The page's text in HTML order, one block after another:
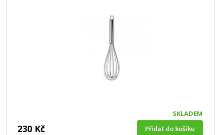
SKLADEM
230 Kč Přidat do košíku